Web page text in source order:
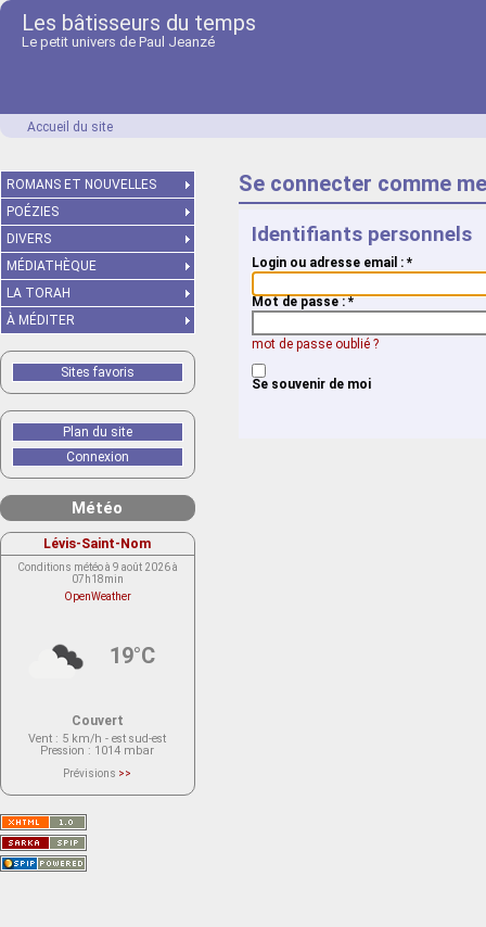
Les bâtisseurs du temps
Le petit univers de Paul Jeanzé
Accueil du site
Se connecter comme
Identifiants personnels
Login ou adresse email : *
Mot de passe :*
mot de passe oublié ?
Se souvenir de moi
ROMANS ET NOUVELLES
POÉZIES
DIVERS
MÉDIATHÈQUE
LA TORAH
À MÉDITER
Sites favoris
Plan du site
Connexion
Météo
Lévis-Saint-Nom
Conditions météo à 9 août 2026 à
07h18min
OpenWeather
19°C
Couvert
Vent : 5 km/h - est sud-est
Pression : 1014 mbar
Prévisions >>
actuellement aucune prévision
Saint-Nom.
Veuillez consulter le message du
service ci-dessous.
(401 - Invalid API key. Please see
https://openweathermap.org/faq#error401